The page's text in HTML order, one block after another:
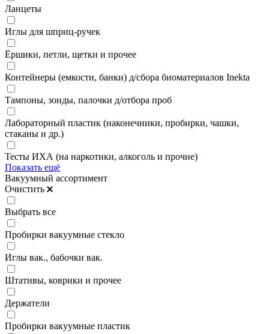
Ланцеты
Иглы для шприц-ручек
Ёршики, петли, щетки и прочее
Контейнеры (емкости, банки) д/сбора биоматериалов Inekta
Тампоны, зонды, палочки д/отбора проб
Лабораторный пластик (наконечники, пробирки, чашки,
стаканы и др.)
Тесты ИХА (на наркотики, алкоголь и прочие)
Показать ещё
Вакуумный ассортимент
Очистить
Выбрать все
Пробирки вакуумные стекло
Иглы вак., бабочки вак.
Штативы, коврики и прочее
Держатели
Пробирки вакуумные пластик